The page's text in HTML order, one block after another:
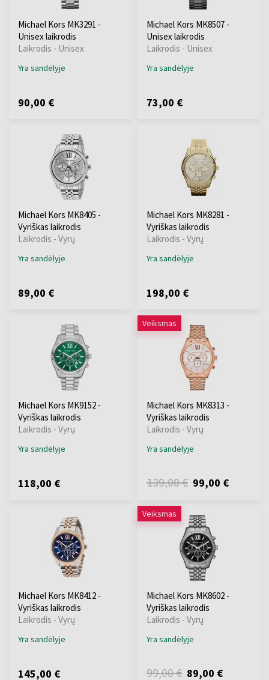
Michael Kors MK3291 -
Unisex laikrodis
Laikrodis - Unisex
Yra sandėlyje
90,00 €
Michael Kors MK8507 -
Unisex laikrodis
Laikrodis - Unisex
Yra sandėlyje
73,00 €
Michael Kors MK8405 -
Vyriškas laikrodis
Laikrodis - Vyrų
Yra sandėlyje
89,00 €
Michael Kors MK8281 -
Vyriškas laikrodis
Laikrodis - Vyrų
Yra sandėlyje
198,00 €
Michael Kors MK9152 -
Vyriškas laikrodis
Laikrodis - Vyrų
Yra sandėlyje
118,00 €
Veiksmas
Michael Kors MK8313 -
Vyriškas laikrodis
Laikrodis - Vyrų
Yra sandėlyje
139,00 € 99,00 €
Michael Kors MK8412 -
Vyriškas laikrodis
Laikrodis - Vyrų
Yra sandėlyje
145,00 €
Veiksmas
Michael Kors MK8602 -
Vyriškas laikrodis
Laikrodis - Vyrų
Yra sandėlyje
99,00 € 89,00 €